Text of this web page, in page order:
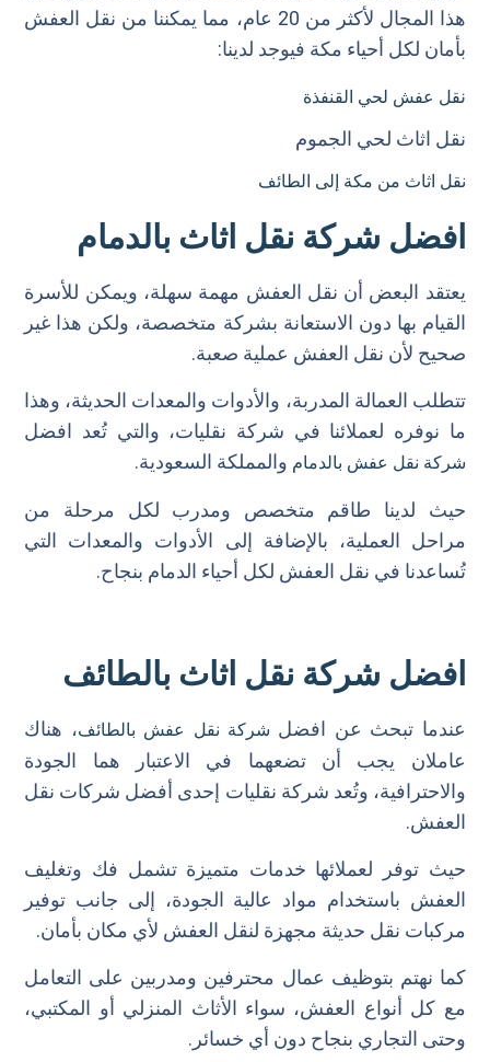
هذا المجال لأكثر من 20 عام، مما يمكننا من نقل العفش
بأمان لكل أحياء مكة فيوجد لدينا:
نقل عفش لحي القنفذة
نقل اثاث لحي الجموم
نقل اثاث من مكة إلى الطائف
افضل شركة نقل اثاث بالدمام
يعتقد البعض أن نقل العفش مهمة سهلة، ويمكن للأسرة
القيام بها دون الاستعانة بشركة متخصصة، ولكن هذا غير
صحيح لأن نقل العفش عملية صعبة.
تتطلب العمالة المدربة، والأدوات والمعدات الحديثة، وهذا
ما نوفره لعملائنا في شركة نقليات، والتي تُعد افضل
شركة نقل عفش بالدمام والمملكة السعودية.
حيث لدينا طاقم متخصص ومدرب لكل مرحلة من
مراحل العملية، بالإضافة إلى الأدوات والمعدات التي
تُساعدنا في نقل العفش لكل أحياء الدمام بنجاح.
افضل شركة نقل اثاث بالطائف
عندما تبحث عن افضل شركة نقل عفش بالطائف، هناك
عاملان يجب أن تضعهما في الاعتبار هما الجودة
والاحترافية، وتُعد شركة نقليات إحدى أفضل شركات نقل
العفش.
حيث توفر لعملائها خدمات متميزة تشمل فك وتغليف
العفش باستخدام مواد عالية الجودة، إلى جانب توفير
مركبات نقل حديثة مجهزة لنقل العفش لأي مكان بأمان.
كما نهتم بتوظيف عمال محترفين ومدربين على التعامل
مع كل أنواع العفش، سواء الأثاث المنزلي أو المكتبي،
وحتى التجاري بنجاح دون أي خسائر.